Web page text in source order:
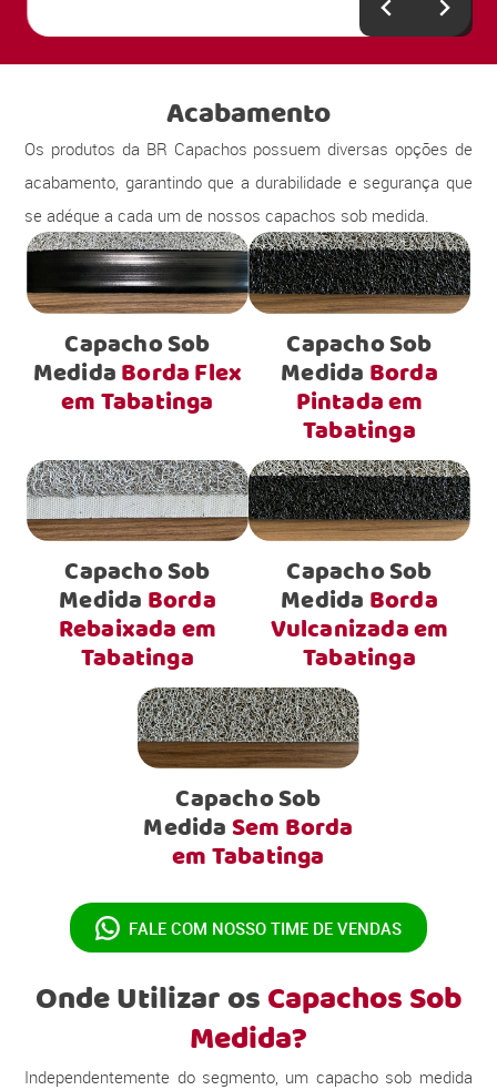
Acabamento
Os produtos da BR Capachos possuem diversas opções de
acabamento, garantindo que a durabilidade e segurança que
se adéque a cada um de nossos capachos sob medida.
Capacho Sob
MedidaBorda Flex
em Tabatinga
Capacho Sob
Medida Borda
Pintada em
Tabatinga
Capacho Sob
Medida Borda
Rebaixada em
Tabatinga
Capacho Sob
Medida Borda
Vulcanizada em
Tabatinga
Capacho Sob
Medida Sem Borda
em Tabatinga
FALE COM NOSSO TIME DE VENDAS
Onde Utilizar osCapachos Sob
Medida?
Independentemente do segmento, um capacho sob medida